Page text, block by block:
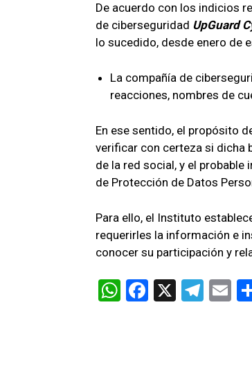
De acuerdo con los indicios
de ciberseguridad UpGuard
lo sucedido, desde enero de
La compañía de
reacciones, nombres de
En ese sentido, el propósito
verificar con certeza si dicha
de la red social, y el probable
de Protección de Datos
Para ello, el Instituto
requerirles la información e
conocer su participación y
W
F
X
T
E